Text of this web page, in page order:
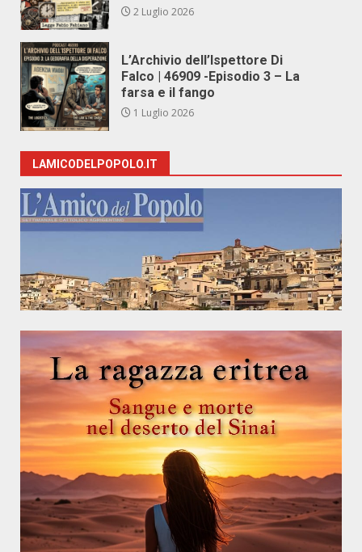
2 Luglio 2026
L’Archivio dell’Ispettore Di
Falco | 46909 -Episodio 3 – La
farsa e il fango
1 Luglio 2026
LAMICODELPOPOLO.IT